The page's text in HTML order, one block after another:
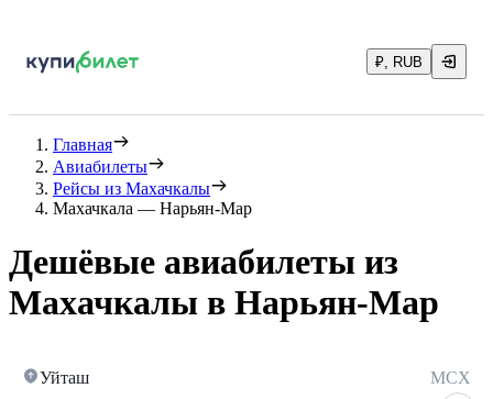
₽, RUB
Главная
Авиабилеты
Рейсы из Махачкалы
Махачкала — Нарьян-Мар
Дешёвые авиабилеты из
Махачкалы в Нарьян-Мар
Уйташ MCX